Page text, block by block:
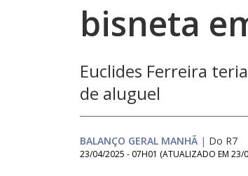
bisneta
Euclides Ferreira
de aluguel
BALANÇO GERAL MANHÃ | Do R7
23/04/2025 - 07H01 (ATUALIZADO EM 23/